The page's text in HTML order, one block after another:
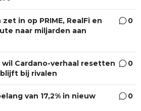
in op PRIME, RealFi en
naar miljarden aan
0
wil Cardano-verhaal resetten
bij rivalen
0
van 17,2% in nieuw
0